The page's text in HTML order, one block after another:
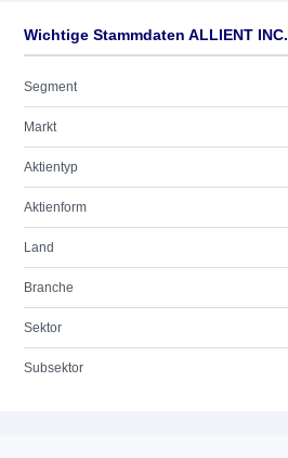
Wichtige Stammdaten ALLIENT
Segment
Markt
Aktientyp
Aktienform
Land
Branche
Sektor
Subsektor